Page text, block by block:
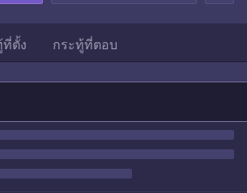
ที่ตั้ง กระทู้ที่ตอบ